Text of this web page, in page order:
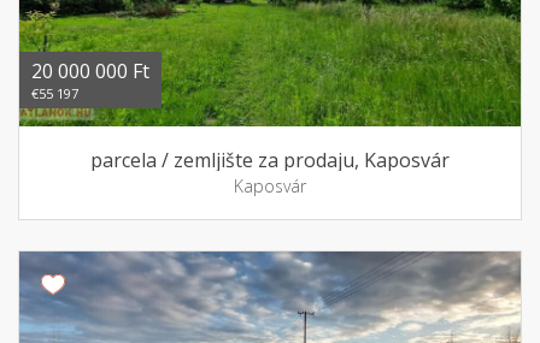
20 000 000 Ft
€55 197
parcela / zemljište za prodaju, Kaposvár
Kaposvár